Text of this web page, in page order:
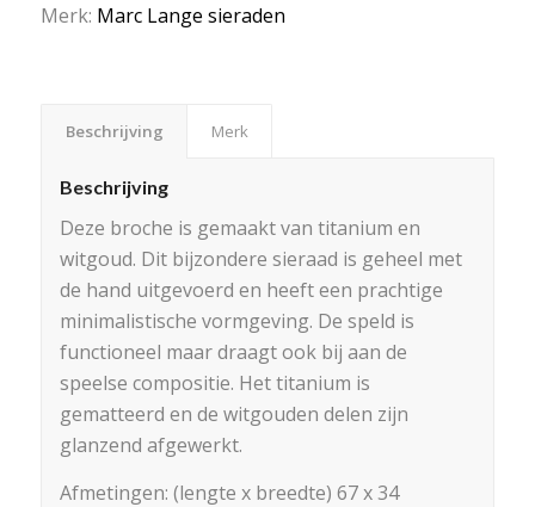
Merk: Marc Lange sieraden
Beschrijving Merk
Beschrijving
Deze broche is gemaakt van titanium en
witgoud. Dit bijzondere sieraad is geheel met
de hand uitgevoerd en heeft een prachtige
minimalistische vormgeving. De speld is
functioneel maar draagt ook bij aan de
speelse compositie. Het titanium is
gematteerd en de witgouden delen zijn
glanzend afgewerkt.
Afmetingen: (lengte x breedte) 67 x 34